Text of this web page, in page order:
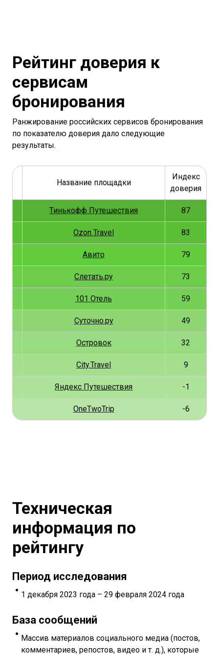
Рейтинг доверия к
сервисам
бронирования
Ранжирование российских сервисов бронирования
по показателю доверия дало следующие
результаты.
Название площадки
Индекс
доверия
Тинькофф Путешествия 87
Ozon Travel 83
Авито 79
Слетать.ру 73
101 Отель 59
Суточно.ру 49
Островок 32
City.Travel 9
Яндекс Путешествия -1
OneTwoTrip -6
Техническая
информация по
рейтингу
Период исследования
1 декабря 2023 года – 29 февраля 2024 года
База сообщений
Массив материалов социального медиа (постов,
комментариев, репостов, видео и т. д.), которые